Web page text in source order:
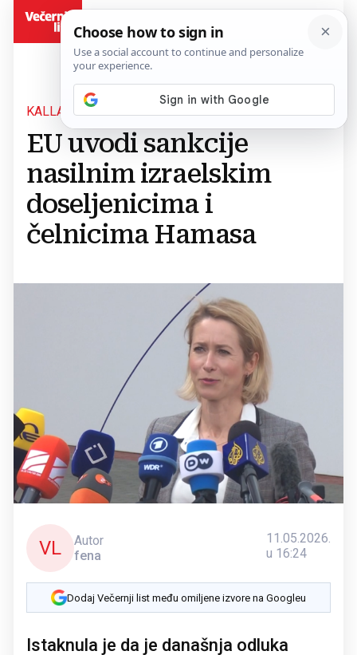
KALLAS POZDRAVILA ODLUKU
EU uvodi sankcije
nasilnim izraelskim
doseljenicima i
čelnicima Hamasa
VL
Autor
fena
11.05.2026.
u 16:24
Dodaj Večernji list među omiljene izvore na Googleu
Istaknula je da je današnja odluka